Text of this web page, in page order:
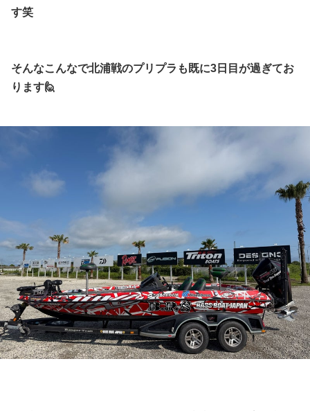
す笑
そんなこんなで北浦戦のプリプラも既に3日目が過ぎてお
ります🙋